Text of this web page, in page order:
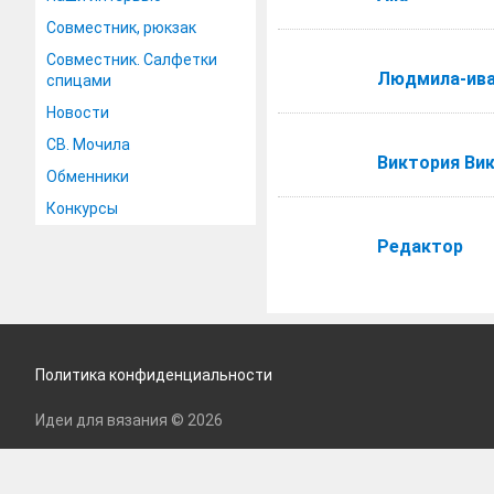
Совместник, рюкзак
Совместник. Салфетки
спицами
Новости
СВ. Мочила
Обменники
Конкурсы
Людмила-
Виктория
Редактор
Политика конфиденциальности
Идеи для вязания © 2026